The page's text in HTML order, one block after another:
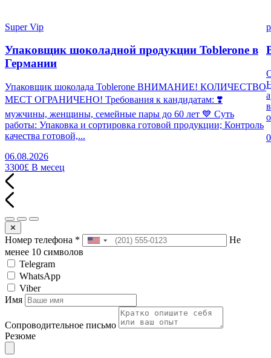
Super Vip
Упаковщик шоколадной продукции Toblerone в
Германии
Упаковщик шоколада Toblerone ВНИМАНИЕ! КОЛИЧЕСТВО
МЕСТ ОГРАНИЧЕНО! Требования к кандидатам: ❣️
мужчины, женщины, семейные пары до 60 лет 💙 Суть
работы: Упаковка и сортировка готовой продукции; Контроль
качества готовой,...
06.08.2026
3300£ В месец
✕
Номер телефона *
Не
менее 10 символов
Telegram
WhatsApp
Viber
Имя
Сопроводительное письмо
Резюме